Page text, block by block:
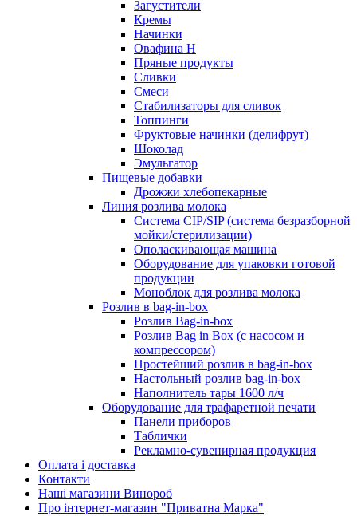
Загустители
Кремы
Начинки
Овафина Н
Пряные продукты
Сливки
Смеси
Стабилизаторы для сливок
Топпинги
Фруктовые начинки (делифрут)
Шоколад
Эмульгатор
Пищевые добавки
Дрожжи хлебопекарные
Линия розлива молока
Система CIP/SIP (система безразборной
мойки/стерилизации)
Ополаскивающая машина
Оборудование для упаковки готовой
продукции
Моноблок для розлива молока
Розлив в bag-in-box
Розлив Bag-in-box
Розлив Bag in Box (с насосом и
компрессором)
Простейший розлив в bag-in-box
Настольный розлив bag-in-box
Наполнитель тары 1600 л/ч
Оборудование для трафаретной печати
Панели приборов
Таблички
Рекламно-сувенирная продукция
Оплата і доставка
Контакти
Наші магазини Винороб
Про інтернет-магазин "Приватна Марка"